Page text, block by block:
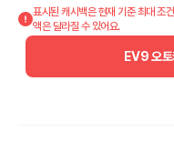
표시된 캐시백은 현재 기준 최대 조
액은 달라질 수 있어요.
EV9 오토